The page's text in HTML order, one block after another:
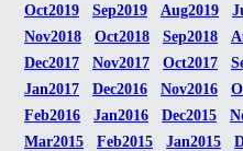
Oct2019
Sep2019 Aug2019
Nov2018
Oct2018 Sep2018
Dec2017
Nov2017 Oct2017
Jan2017
Dec2016 Nov2016
Feb2016
Jan2016 Dec2015
Mar2015
Feb2015 Jan2015